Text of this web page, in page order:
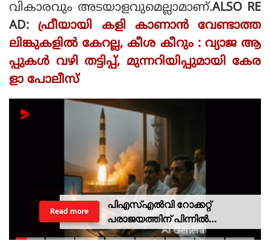
വികാരവും അടയാളവുമെല്ലാമാണ്.ALSO RE
AD:ഫ്രീയായി കളി കാണാൻ വേണ്ടാത്ത
ലിങ്കുകളിൽ കേറല്ല, കീശ കീറും : വ്യാജ ആ
പ്പുകൾ വഴി തട്ടിപ്പ്, മുന്നറിയിപ്പുമായി കേര
ളാ പോലീസ്
പിഎസ്എല്‍വി റോക്കറ്റ്
പരാജയത്തിന് പിന്നില്‍
ഐഎസ്ആര്‍ഒയിലെ ഉന്നത
Read more